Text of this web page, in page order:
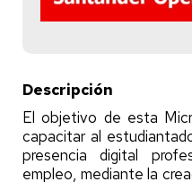
Descripción
El objetivo de esta
capacitar al
presencia digital
empleo, mediante la